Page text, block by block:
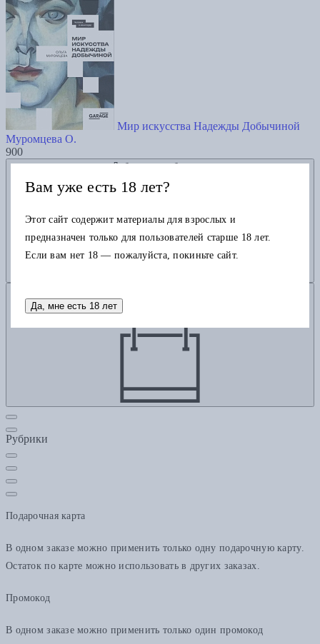
Мир искусства Надежды Добычиной
Муромцева О.
900
Добавить в избранное
Рубрики
Подарочная карта
В одном заказе можно применить только одну подарочную карту.
Остаток по карте можно использовать в других заказах.
Промокод
В одном заказе можно применить только один промокод
Вам уже есть 18 лет?
Этот сайт содержит материалы для взрослых и
предназначен только для пользователей старше 18 лет.
Если вам нет 18 — пожалуйста, покиньте сайт.
Да, мне есть 18 лет